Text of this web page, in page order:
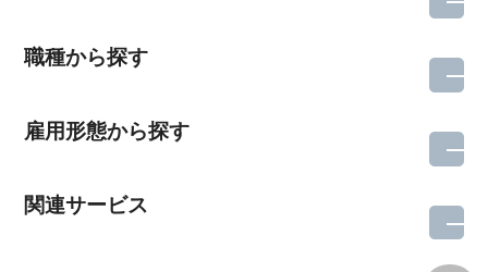
職種から探す
雇用形態から探す
関連サービス